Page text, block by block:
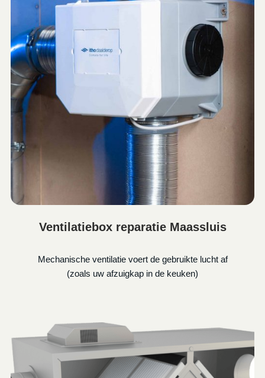
Ventilatiebox reparatie Maassluis
Mechanische ventilatie voert de gebruikte lucht af
(zoals uw afzuigkap in de keuken)